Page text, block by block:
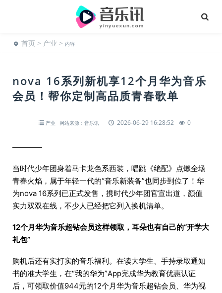
首页 > 产业 > 内容
nova 16系列新机享12个月华为音乐
会员！帮你定制高品质青春歌单
产业 网站来源：音乐讯 2026-06-29 16:28:52 0
当时代少年团身着马卡龙色系西装，唱跳《绝配》点燃全场
青春火焰，属于年轻一代的“音乐新装备”也同步到位了！华
为nova 16系列已正式发售，携时代少年团官宣出道，颜值
实力双双在线，不少人已经把它列入换机清单。
12个月华为音乐超钻会员这样领取，耳朵也有自己的“开学大
礼包”
购机后还有实打实的音乐福利。在读大学生、手持录取通知
书的准大学生，在“我的华为”App完成华为教育优惠认证
后，可领取价值944元的12个月华为音乐超钻会员、华为视